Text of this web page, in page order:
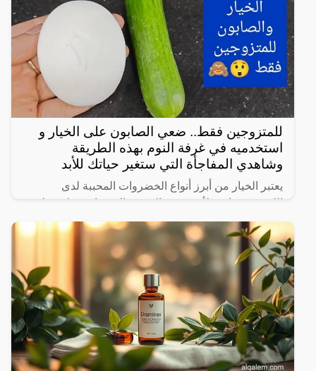
للمتزوجين فقط.. ضعي الصابون على الخيار و
استخدميه في غرفة النوم بهذه الطريقة
وشاهدي المفاجأة التي ستغير حياتك للأبد
يعتبر الخيار من أبرز أنواع الخضروات المحببة لدى
الكثيرين، خاصة لأنه شبه خالي من السعرات وطعمه لذيذ
ومنعش، وله فوائد كثيرة لأنه غني بالفيتامينات والمعادن،
كما